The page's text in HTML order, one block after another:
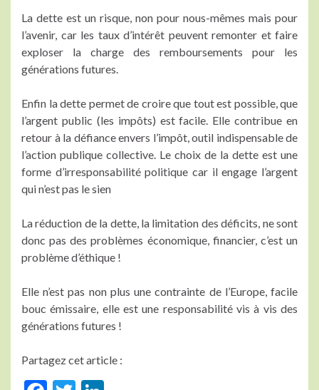
La dette est un risque, non pour nous-mêmes mais pour
l’avenir, car les taux d’intérêt peuvent remonter et faire
exploser la charge des remboursements pour les
générations futures.
Enfin la dette permet de croire que tout est possible, que
l’argent public (les impôts) est facile. Elle contribue en
retour à la défiance envers l’impôt, outil indispensable de
l’action publique collective. Le choix de la dette est une
forme d’irresponsabilité politique car il engage l’argent
qui n’est pas le sien
La réduction de la dette, la limitation des déficits, ne sont
donc pas des problèmes économique, financier, c’est un
problème d’éthique !
Elle n’est pas non plus une contrainte de l’Europe, facile
bouc émissaire, elle est une responsabilité vis à vis des
générations futures !
Partagez cet article :